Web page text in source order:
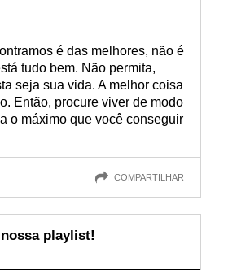
é das melhores, não é
tudo bem. Não permita,
seja sua vida. A melhor coisa
Então, procure viver de modo
o máximo que você conseguir
COMPARTILHAR
playlist!